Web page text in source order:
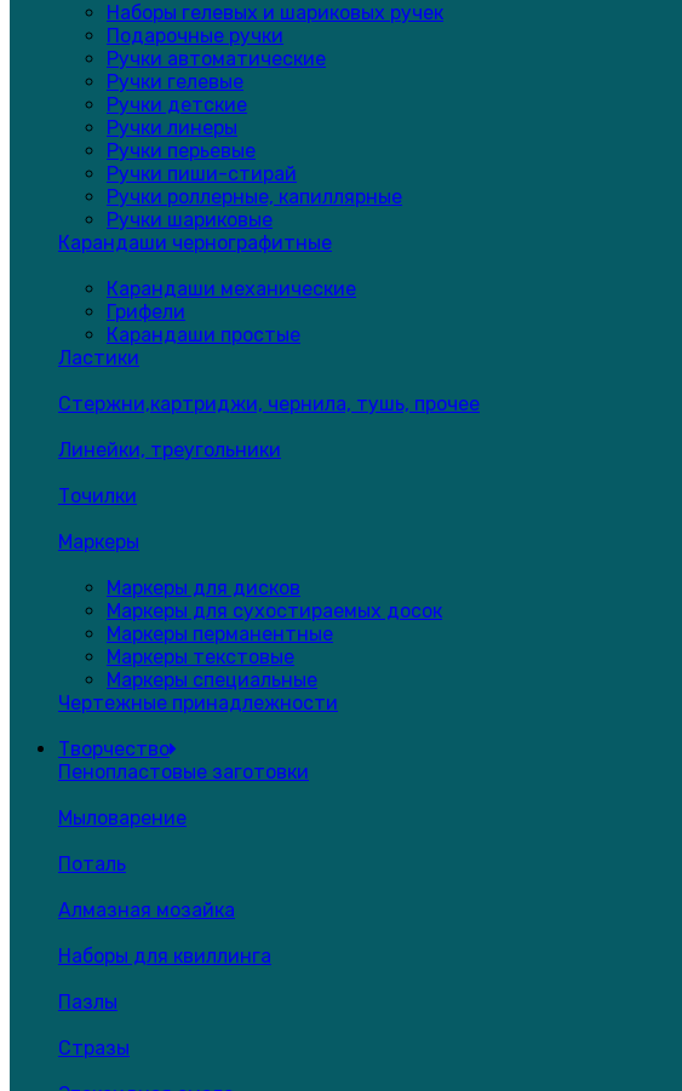
Наборы гелевых и шариковых ручек
Подарочные ручки
Ручки автоматические
Ручки гелевые
Ручки детские
Ручки линеры
Ручки перьевые
Ручки пиши-стирай
Ручки роллерные, капиллярные
Ручки шариковые
Карандаши чернографитные
Карандаши механические
Грифели
Карандаши простые
Ластики
Стержни,картриджи, чернила, тушь, прочее
Линейки, треугольники
Точилки
Маркеры
Маркеры для дисков
Маркеры для сухостираемых досок
Маркеры перманентные
Маркеры текстовые
Маркеры специальные
Чертежные принадлежности
Творчество
Пенопластовые заготовки
Мыловарение
Поталь
Алмазная мозайка
Наборы для квиллинга
Пазлы
Стразы